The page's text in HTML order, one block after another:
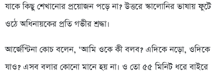
যাকে কিছু শেখানোর প্রয়োজন পড়ে না? উত্তরে স্কালোনির ভাষায় ফুটে
ওঠে অধিনায়কের প্রতি গভীর শ্রদ্ধা।
আর্জেন্টিনা কোচ বলেন, ‘আমি ওকে কী বলব? এদিকে নড়ো, ওদিকে
যাও? এসব বলার কোনো মানে হয় না। ও তো ৫৫ মিনিট ধরে বাইরে